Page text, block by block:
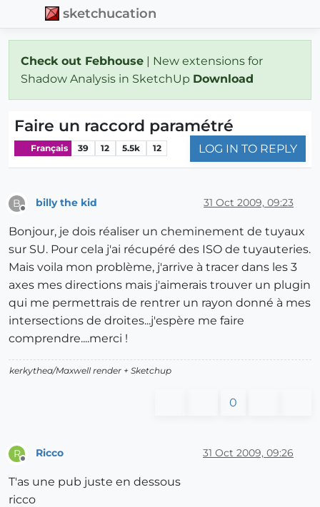
sketchucation
Check out Febhouse | New extensions for
Shadow Analysis in SketchUp Download
Faire un raccord paramétré
Français 39 12 5.5k 12 LOG IN TO REPLY
B billy the kid 31 Oct 2009, 09:23
Bonjour, je dois réaliser un cheminement de tuyaux
sur SU. Pour cela j'ai récupéré des ISO de tuyauteries.
Mais voila mon problème, j'arrive à tracer dans les 3
axes mes directions mais j'aimerais trouver un plugin
qui me permettrais de rentrer un rayon donné à mes
intersections de droites...j'espère me faire
comprendre....merci !
kerkythea/Maxwell render + Sketchup
0
R Ricco 31 Oct 2009, 09:26
T'as une pub juste en dessous
ricco